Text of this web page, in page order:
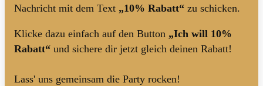
Nachricht mit dem Text „10% Rabatt“ zu schicken.
Klicke dazu einfach auf den Button „Ich will 10%
Rabatt“ und sichere dir jetzt gleich deinen Rabatt!
Lass' uns gemeinsam die Party rocken!